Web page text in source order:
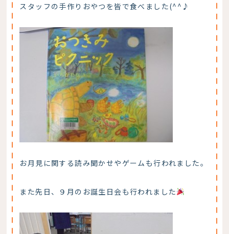
スタッフの手作りおやつを皆で食べました(^^♪
お月見に関する読み聞かせやゲームも行われました。
また先日、９月のお誕生日会も行われました